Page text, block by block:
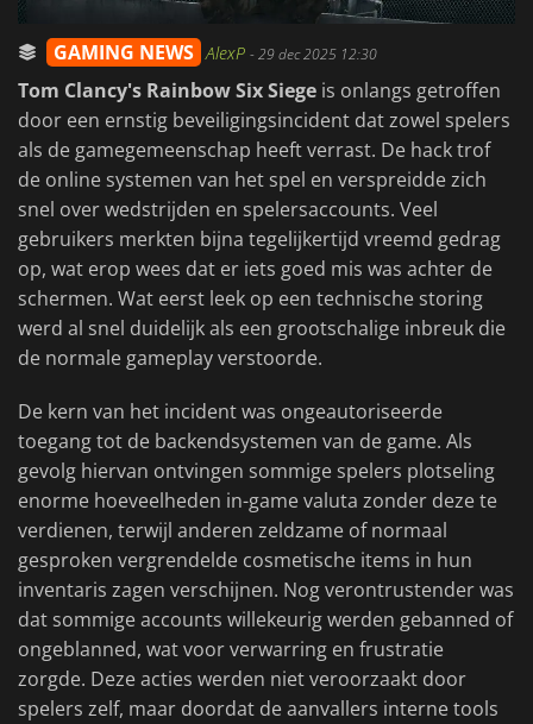
GAMING NEWS AlexP -29 dec 2025 12:30
Tom Clancy's Rainbow Six Siege is onlangs getroffen
door een ernstig beveiligingsincident dat zowel spelers
als de gamegemeenschap heeft verrast. De hack trof
de online systemen van het spel en verspreidde zich
snel over wedstrijden en spelersaccounts. Veel
gebruikers merkten bijna tegelijkertijd vreemd gedrag
op, wat erop wees dat er iets goed mis was achter de
schermen. Wat eerst leek op een technische storing
werd al snel duidelijk als een grootschalige inbreuk die
de normale gameplay verstoorde.
De kern van het incident was ongeautoriseerde
toegang tot de backendsystemen van de game. Als
gevolg hiervan ontvingen sommige spelers plotseling
enorme hoeveelheden in-game valuta zonder deze te
verdienen, terwijl anderen zeldzame of normaal
gesproken vergrendelde cosmetische items in hun
inventaris zagen verschijnen. Nog verontrustender was
dat sommige accounts willekeurig werden gebanned of
ongeblanned, wat voor verwarring en frustratie
zorgde. Deze acties werden niet veroorzaakt door
spelers zelf, maar doordat de aanvallers interne tools